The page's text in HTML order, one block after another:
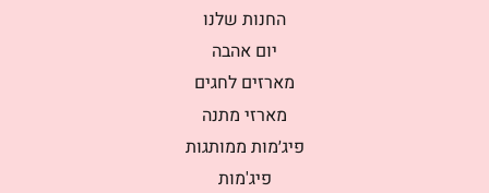
החנות שלנו
יום אהבה
מארזים לחגים
מארזי מתנה
פיג׳מות ממותגות
פיג'מות